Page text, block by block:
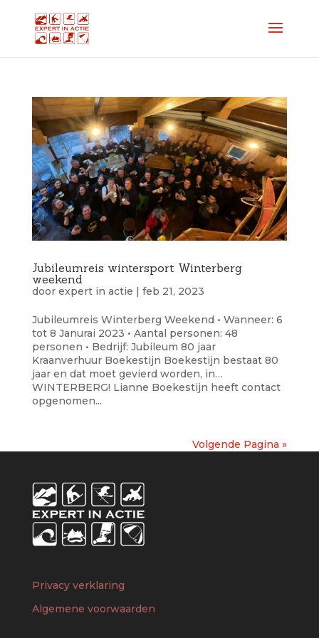
Jubileumreis wintersport Winterberg
weekend
door expert in actie | feb 21, 2023
Jubileumreis Winterberg Weekend • Wanneer: 6
tot 8 Janurai 2023 • Aantal personen: 48
personen • Bedrijf: Jubileum 80 jaar
Kraanverhuur Boekestijn Boekestijn bestaat 80
jaar en dat moet gevierd worden, in…
WINTERBERG! Lianne Boekestijn heeft contact
opgenomen...
Volgende Pagina »
Privacy verklaring
Algemene voorwaarden